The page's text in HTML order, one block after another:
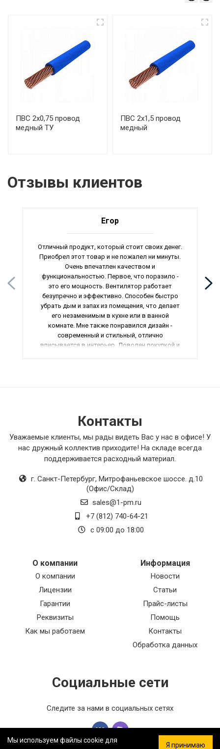
ПВС 2х0,75 провод
медный ТУ
ПВС 2х1,5 провод
медный
Отзывы клиентов
Егор
Отличный продукт, который стоит своих денег.
Приобрел этот товар и не пожалел ни минуты.
Очень впечатлен качеством и
функциональностью. Первое, что поразило -
это его мощность. Вентилятор работает
безупречно и эффективно. Способен быстро
убрать дым и запах из помещения, что делает
его незаменимым в кухне или в ванной
комнате. Мне также понравился дизайн -
современный и стильный, отлично
вписывается в интерьер. Доволен покупкой и
Контакты
Уважаемые клиенты, мы рады видеть Вас у нас в офисе! У
нас дружный коллектив приходите! На складе всегда
поддерживается расходный материал.
г. Санкт-Петербург, Митрофаньевское шоссе. д.10
(Офис/Склад)
sales@1-pm.ru
+7 (812) 740-64-21
с 09:00 до 18:00
О компании
О компании
Лицензии
Гарантии
Реквизиты
Как мы работаем
Информация
Новости
Статьи
Прайс-листы
Помощь
Контакты
Обработка данных
Социальные сети
Следите за нами в социальных сетях
Мы используем файлы cookie для
Я принимаю